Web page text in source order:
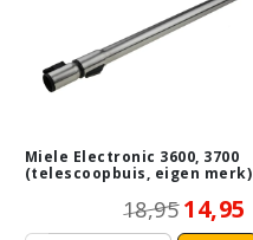
Miele Electronic 3600, 3700
(telescoopbuis, eigen merk)
18,95 14,95